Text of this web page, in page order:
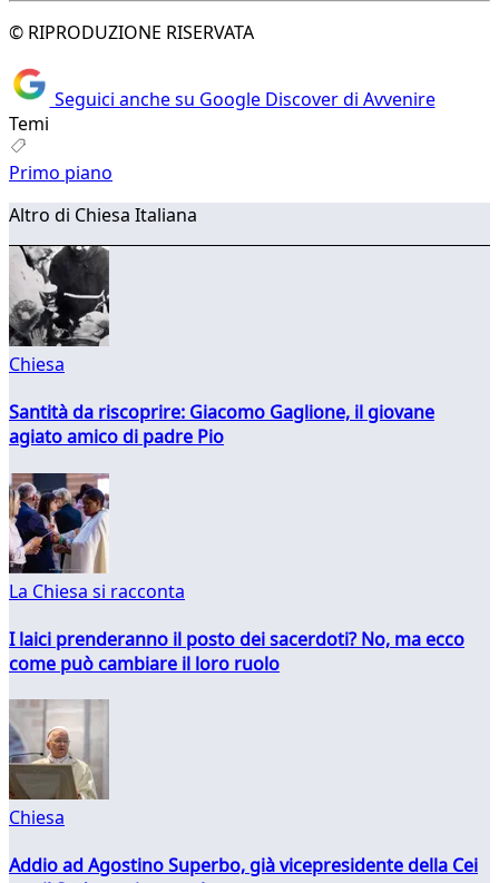
© RIPRODUZIONE RISERVATA
Seguici anche su Google Discover di Avvenire
Temi
Primo piano
Altro di Chiesa Italiana
Chiesa
Santità da riscoprire: Giacomo Gaglione, il giovane
agiato amico di padre Pio
La Chiesa si racconta
I laici prenderanno il posto dei sacerdoti? No, ma ecco
come può cambiare il loro ruolo
Chiesa
Addio ad Agostino Superbo, già vicepresidente della Cei